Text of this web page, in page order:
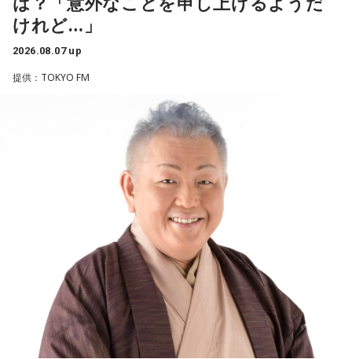
※放送エリア外の方は、プレミアム会員の登録でご利用いた
だけます。
----------------------------------------------------
＜番組概要＞
放送エリア：TOKYO FMをはじめとする、JFN全国38局ネッ
放送日時：毎週土曜 13:00～13:53
パーソナリティ：遠山大輔（グランジ）、潮紗理菜
https://www.tfm.co.jp/countdownjapan/
@JA_CDJ
＜番組概要＞
番組名：ローソン presents 日向坂46のほっとひといき！
パーソナリティ：日向坂46（髙橋未来虹、藤嶌果歩、山下葉
放送日時：毎週金曜 11:30～11:55
https://www.tfm.co.jp/hitoiki/
@hot_hitoiki46
◆“真逆な作り方”で楽曲制作
リーガルリリーは高校在学時から注目を集め、国内大型ロッ
た世界最大級の音楽フェスティバル「SXSW（サウス・バイ・
サウスウエスト）」の出演や中国ツアーの開催など、海外で
のライブも経験。そのほか、2019年公開の映画「惡の華」で
は主題歌と劇中歌を担当し、今年4月から放送されたテレビド
ラマ版「惡の華」では、たかはしほのかさんが劇伴を担当。
そして、今秋には初のアジアツアーの開催が決定していま
遠山：僕は「惡の華」が好きで、（テレビドラマ版ではW主
演の）あのちゃんと鈴木福くんがめちゃくちゃ素晴らしかっ
たですけど、そういうドラマの音楽って、どう作っていく
ほのか：私も今回初めて関わらせてもらったんですけど、今
まで作ってきたライブでやる曲やバンドでやる曲の作り方と
は全然違って……ドラマの映像にいかに没頭させるかが重要と
けれど…」
2026.08.07 up
提供：TOKYO FM